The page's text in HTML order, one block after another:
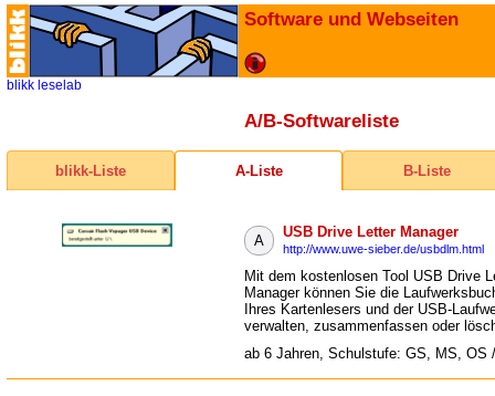
Software und Webseiten
blikk leselab
A/B-Softwareliste
blikk-Liste A-Liste B-Liste
A
USB Drive Letter Manager
http://www.uwe-sieber.de/usbdlm.html
Mit dem kostenlosen Tool USB Drive
Manager können Sie die
Ihres Kartenlesers und der USB-
verwalten, zusammenfassen oder
ab 6 Jahren, Schulstufe: GS, MS, OS